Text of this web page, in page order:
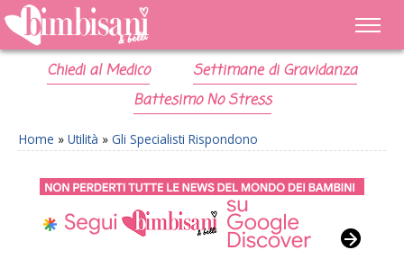
Chiedi al Medico
Settimane di Gravidanza
Battesimo No Stress
Home » Utilità » Gli Specialisti Rispondono